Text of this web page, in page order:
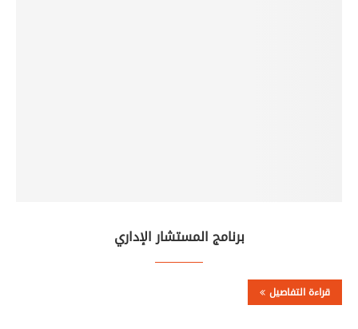
برنامج المستشار الإداري
قراءة التفاصيل